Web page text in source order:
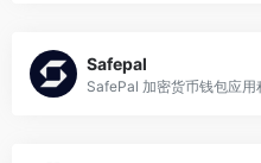
Safepal